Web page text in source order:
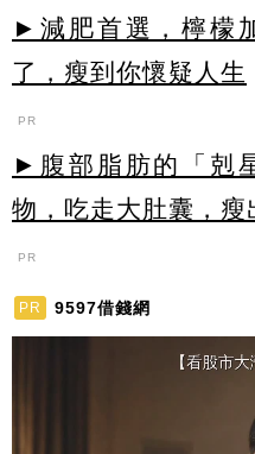
►減肥首選，檸檬
了，瘦到你懷疑人生
PR
►腹部脂肪的「剋
物，吃走大肚囊，瘦
PR
PR 9597借錢網